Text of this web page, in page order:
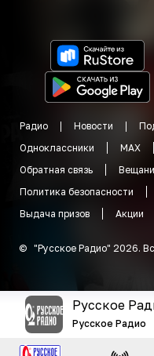
Радио Новости
Одноклассники
MAX
Обратная связь
Политика безопасности
Выдача призов
Акции
© "Русское Радио" 2026.
Русское
Русское Радио